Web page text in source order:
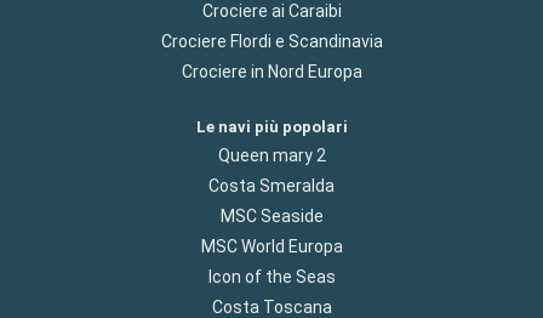
Crociere ai Caraibi
Crociere Flordi e Scandinavia
Crociere in Nord Europa
Le navi più popolari
Queen mary 2
Costa Smeralda
MSC Seaside
MSC World Europa
Icon of the Seas
Costa Toscana